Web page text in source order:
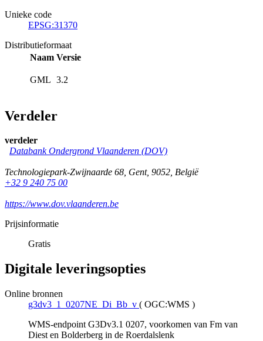
Unieke code
EPSG:31370
Distributieformaat
Naam Versie
GML 3.2
Verdeler
verdeler
Databank Ondergrond Vlaanderen (DOV)
Technologiepark-Zwijnaarde 68, Gent, 9052, België
+32 9 240 75 00
https://www.dov.vlaanderen.be
Prijsinformatie
Gratis
Digitale leveringsopties
Online bronnen
g3dv3_1_0207NE_Di_Bb_v ( OGC:WMS )
WMS-endpoint G3Dv3.1 0207, voorkomen van Fm van
Diest en Bolderberg in de Roerdalslenk